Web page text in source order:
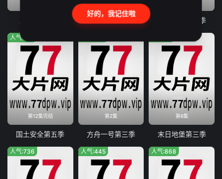
国土安全第八季 国土安全第六季
第12集完结
人气:528
国土安全第五季
第2集
方舟一号第三季
第6集
末日地堡第三季
人气:736 人气:445 人气:868
好的，我记住啦